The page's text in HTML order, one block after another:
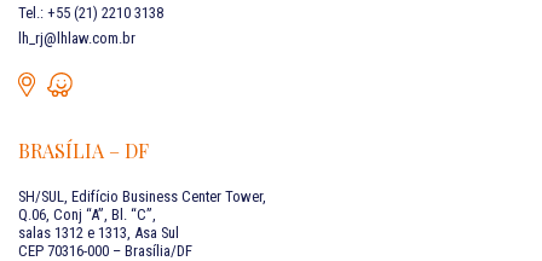
Tel.: +55 (21) 2210 3138
lh_rj@lhlaw.com.br
BRASÍLIA – DF
SH/SUL, Edifício Business Center Tower,
Q.06, Conj “A”, Bl. “C”,
salas 1312 e 1313, Asa Sul
CEP 70316-000 – Brasília/DF